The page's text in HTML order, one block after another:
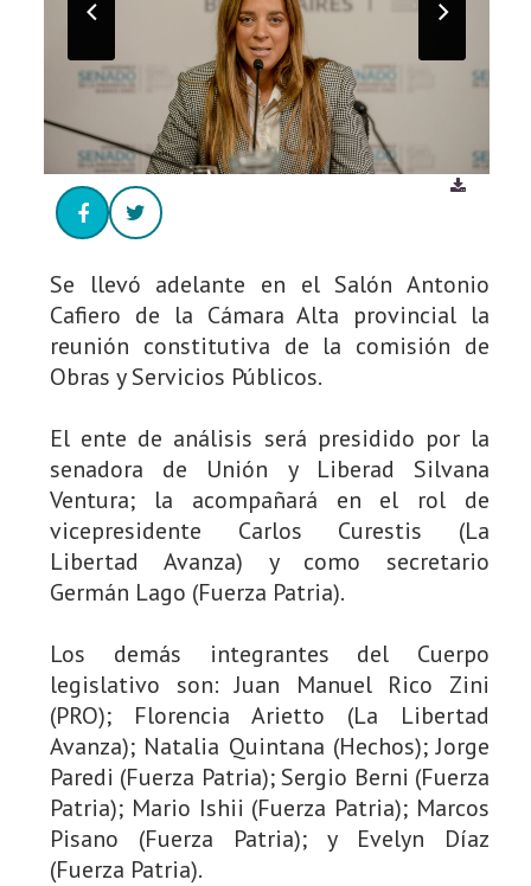
Se llevó adelante en el Salón Antonio
Cafiero de la Cámara Alta provincial la
reunión constitutiva de la comisión de
Obras y Servicios Públicos.
El ente de análisis será presidido por la
senadora de Unión y Liberad Silvana
Ventura; la acompañará en el rol de
vicepresidente Carlos Curestis (La
Libertad Avanza) y como secretario
Germán Lago (Fuerza Patria).
Los demás integrantes del Cuerpo
legislativo son: Juan Manuel Rico Zini
(PRO); Florencia Arietto (La Libertad
Avanza); Natalia Quintana (Hechos); Jorge
Paredi (Fuerza Patria); Sergio Berni (Fuerza
Patria); Mario Ishii (Fuerza Patria); Marcos
Pisano (Fuerza Patria); y Evelyn Díaz
(Fuerza Patria).